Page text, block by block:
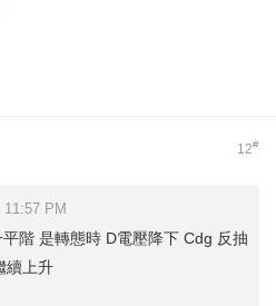
12#
PM
階 是轉態時 D電壓降下 Cdg 反抽
續上升